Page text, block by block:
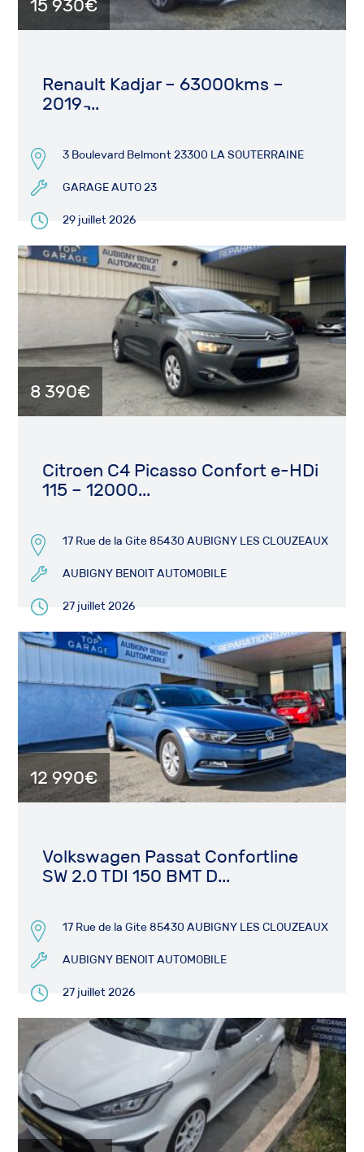
15 930€
Renault Kadjar – 63000kms –
2019 ̵...
3 Boulevard Belmont 23300 LA SOUTERRAINE
GARAGE AUTO 23
29 juillet 2026
8 390€
Citroen C4 Picasso Confort e-HDi
115 – 12000...
17 Rue de la Gite 85430 AUBIGNY LES CLOUZEAUX
AUBIGNY BENOIT AUTOMOBILE
27 juillet 2026
12 990€
Volkswagen Passat Confortline
SW 2.0 TDI 150 BMT D...
17 Rue de la Gite 85430 AUBIGNY LES CLOUZEAUX
AUBIGNY BENOIT AUTOMOBILE
27 juillet 2026